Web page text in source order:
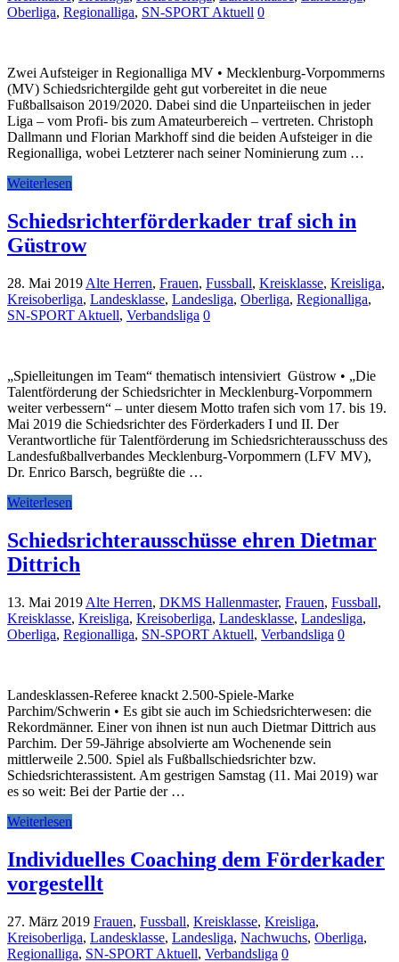
Oberliga, Regionalliga, SN-SPORT Aktuell 0
Zwei Aufsteiger in Regionalliga MV • Mecklenburg-Vorpommerns
(MV) Schiedsrichtergilde geht gut vorbereitet in die neue
Fußballsaison 2019/2020. Dabei sind die Unparteiischen in jeder
Liga – vom Profi- bis zum Amateurbereich – vertreten. Christoph
Dallmann und Florian Markhoff sind die beiden Aufsteiger in die
Regionalliga, wobei Letzterer nach seiner Nominierung zum …
Weiterlesen
Schiedsrichterförderkader traf sich in
Güstrow
28. Mai 2019 Alte Herren, Frauen, Fussball, Kreisklasse, Kreisliga,
Kreisoberliga, Landesklasse, Landesliga, Oberliga, Regionalliga,
SN-SPORT Aktuell, Verbandsliga 0
„Spielleitungen im Team“ thematisch intensiviert Güstrow • „Die
Talentförderung der Schiedsrichter in Mecklenburg-Vorpommern
weiter verbessern“ – unter diesem Motto trafen sich vom 17. bis 19.
Mai 2019 die Schiedsrichter des Förderkaders I und II. Der
Verantwortliche für Talentförderung im Schiedsrichterausschuss des
Landesfußballverbandes Mecklenburg-Vorpommern (LFV MV),
Dr. Enrico Barsch, begrüßte die …
Weiterlesen
Schiedsrichterausschüsse ehren Dietmar
Dittrich
13. Mai 2019 Alte Herren, DKMS Hallenmaster, Frauen, Fussball,
Kreisklasse, Kreisliga, Kreisoberliga, Landesklasse, Landesliga,
Oberliga, Regionalliga, SN-SPORT Aktuell, Verbandsliga 0
Landesklassen-Referee knackt 2.500-Spiele-Marke
Parchim/Schwerin • Es gibt sie auch im Schiedsrichterwesen: die
Rekordmänner. Einer von ihnen ist nun auch Dietmar Dittrich aus
Parchim. Der 59-Jährige absolvierte am Wochenende sein
mittlerweile 2.500. Spiel als Fußballschiedsrichter bzw.
Schiedsrichterassistent. Am gestrigen Samstag (11. Mai 2019) war
es so weit: Bei der Partie der …
Weiterlesen
Individuelles Coaching dem Förderkader
vorgestellt
27. März 2019 Frauen, Fussball, Kreisklasse, Kreisliga,
Kreisoberliga, Landesklasse, Landesliga, Nachwuchs, Oberliga,
Regionalliga, SN-SPORT Aktuell, Verbandsliga 0